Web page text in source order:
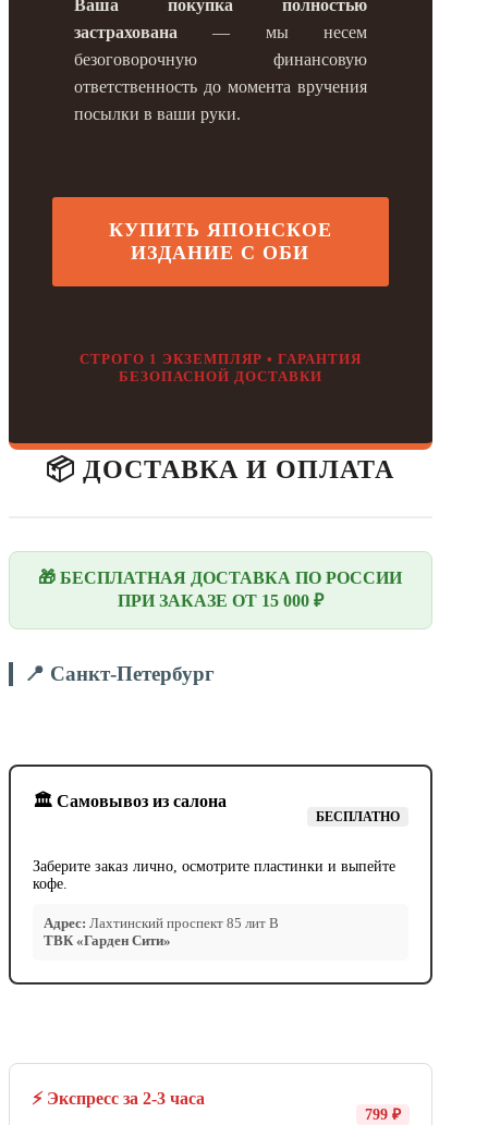
Ваша покупка полностью
застрахована — мы несем
безоговорочную финансовую
ответственность до момента вручения
посылки в ваши руки.
КУПИТЬ ЯПОНСКОЕ
ИЗДАНИЕ С ОБИ
СТРОГО 1 ЭКЗЕМПЛЯР • ГАРАНТИЯ
БЕЗОПАСНОЙ ДОСТАВКИ
📦 ДОСТАВКА И ОПЛАТА
🎁 БЕСПЛАТНАЯ ДОСТАВКА ПО РОССИИ
ПРИ ЗАКАЗЕ ОТ 15 000 ₽
📍 Санкт-Петербург
🏛️ Самовывоз из салона
БЕСПЛАТНО
Заберите заказ лично, осмотрите пластинки и выпейте
кофе.
Адрес: Лахтинский проспект 85 лит В
ТВК «Гарден Сити»
⚡ Экспресс за 2-3 часа
799 ₽